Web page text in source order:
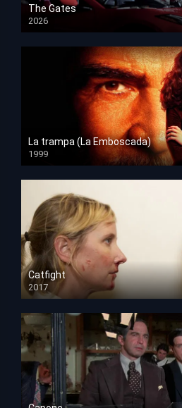
The Gates
2026
HD 1080p
La trampa (La Emboscada)
1999
HD 1080p
Catfight
2017
HD 720p